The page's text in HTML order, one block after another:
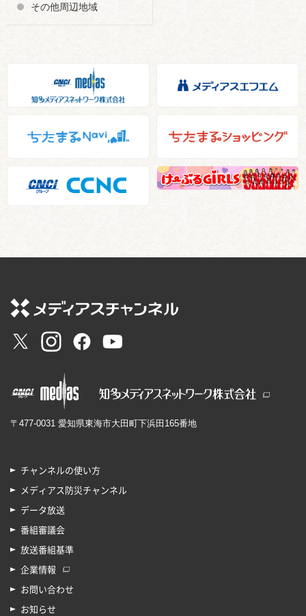
その他周辺地域
〒477-0031 愛知県東海市大田町下浜田165番地
チャンネルの使い方
メディアス防災チャンネル
データ放送
番組審議会
放送番組基準
企業情報
お問い合わせ
お知らせ